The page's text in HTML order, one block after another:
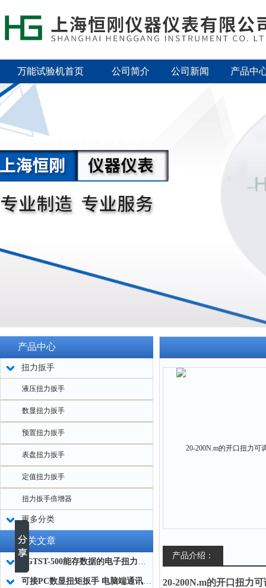
万能试验机首页 公司简介 公司新闻 产品中
产品中心
扭力扳手
液压扭力扳手
数显扭力扳手
预置扭力扳手
表盘扭力扳手
定值扭力扳手
扭力扳手倍增器
更多分类
相关文章
SGTST-500能存数据的电子扭力扳手 带工作记录的智能扭力扳手厂家
可接PC数显扭矩扳手 电脑端通讯力矩扳手 数据上传电脑电子扭力扳手厂家
产品介绍：
20-200N.m的开口扭力